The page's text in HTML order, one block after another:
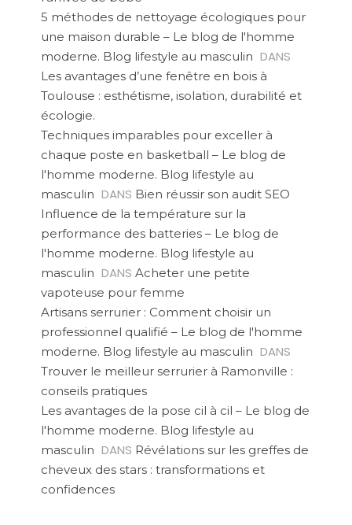
5 méthodes de nettoyage écologiques pour
une maison durable – Le blog de l'homme
moderne. Blog lifestyle au masculin DANS
Les avantages d’une fenêtre en bois à
Toulouse : esthétisme, isolation, durabilité et
écologie.
Techniques imparables pour exceller à
chaque poste en basketball – Le blog de
l'homme moderne. Blog lifestyle au
masculin DANS Bien réussir son audit SEO
Influence de la température sur la
performance des batteries – Le blog de
l'homme moderne. Blog lifestyle au
masculin DANS Acheter une petite
vapoteuse pour femme
Artisans serrurier : Comment choisir un
professionnel qualifié – Le blog de l'homme
moderne. Blog lifestyle au masculin DANS
Trouver le meilleur serrurier à Ramonville :
conseils pratiques
Les avantages de la pose cil à cil – Le blog de
l'homme moderne. Blog lifestyle au
masculin DANS Révélations sur les greffes de
cheveux des stars : transformations et
confidences